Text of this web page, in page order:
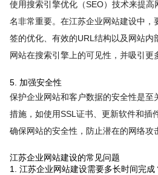
使用搜索引擎优化（SEO）技术来提
名非常重要。在江苏企业网站建设中，
签的优化、有效的URL结构以及网站内
网站在搜索引擎上的可见性，并吸引更
5. 加强安全性
保护企业网站和客户数据的安全性是至
措施，如使用SSL证书、更新软件和插
确保网站的安全性，防止潜在的网络攻
江苏企业网站建设的常见问题
1. 江苏企业网站建设需要多长时间完成